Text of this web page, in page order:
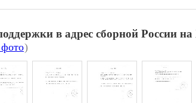
в адрес сборной России
)